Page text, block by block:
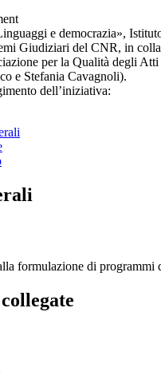
e democrazia»,
Giudiziari del CNR, in
per la Qualità degli
e Stefania Cavagnoli).
dell’iniziativa:
formulazione di programmi